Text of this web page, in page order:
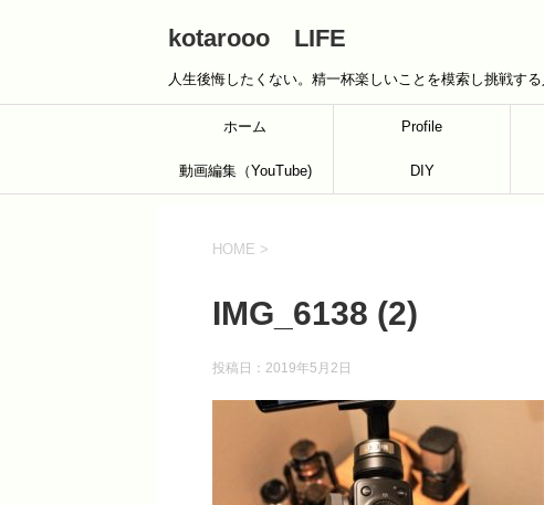
kotarooo LIFE
人生後悔したくない。精一杯楽しいことを模索し挑戦する
ホーム Profile
動画編集（YouTube) DIY
HOME >
IMG_6138 (2)
投稿日： 2019年5月2日